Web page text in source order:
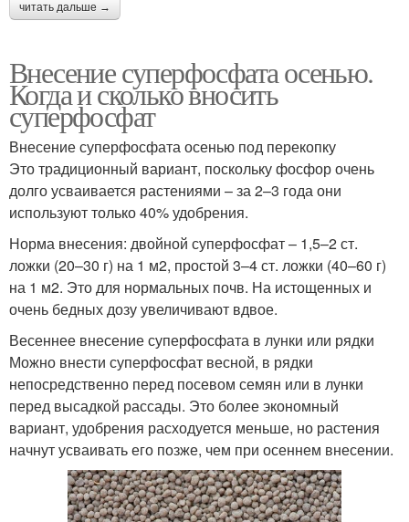
Безопасные удобрения Весенние удобрения
Удобрение для овощей Удобрения в граммах
Рецепты для удобрения Удобрение из крапивы
Удобрение из хвоща Удобрения из растений
читать дальше →
Внесение суперфосфата осенью.
Когда и сколько вносить
суперфосфат
Внесение суперфосфата осенью под перекопку
Это традиционный вариант, поскольку фосфор очень
долго усваивается растениями – за 2–3 года они
используют только 40% удобрения.
Норма внесения: двойной суперфосфат – 1,5–2 ст.
ложки (20–30 г) на 1 м2, простой 3–4 ст. ложки (40–60 г)
на 1 м2. Это для нормальных почв. На истощенных и
очень бедных дозу увеличивают вдвое.
Весеннее внесение суперфосфата в лунки или рядки
Можно внести суперфосфат весной, в рядки
непосредственно перед посевом семян или в лунки
перед высадкой рассады. Это более экономный
вариант, удобрения расходуется меньше, но растения
начнут усваивать его позже, чем при осеннем внесении.